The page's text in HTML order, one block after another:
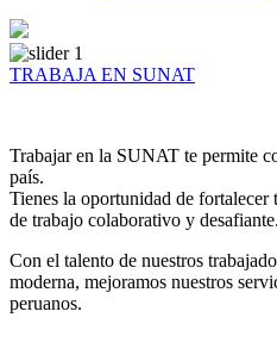
TRABAJA EN SUNAT
Trabajar en la SUNAT te permite
país.
Tienes la oportunidad de fortalecer
de trabajo colaborativo y desafiante.
Con el talento de nuestros
moderna, mejoramos nuestros
peruanos.